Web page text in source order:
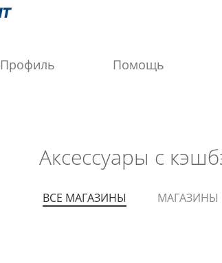
Профиль Помощь
Аксессуары с
ВСЕ МАГАЗИНЫ МАГАЗИНЫ